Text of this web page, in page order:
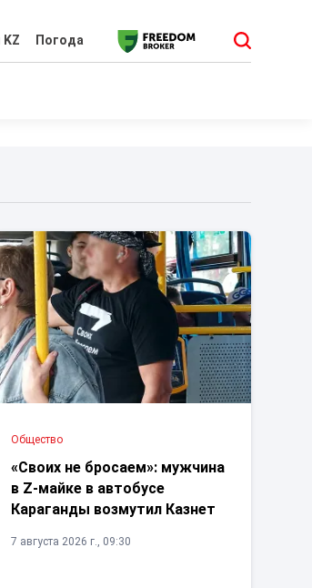
KZ Погода
Общество
«Своих не бросаем»: мужчина
в Z-майке в автобусе
Караганды возмутил Казнет
7 августа 2026 г., 09:30